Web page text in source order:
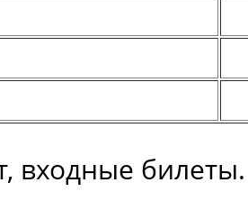
входные билеты.